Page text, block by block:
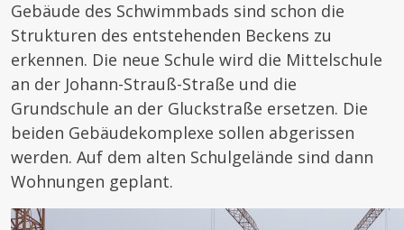
Gebäude des Schwimmbads sind schon die
Strukturen des entstehenden Beckens zu
erkennen. Die neue Schule wird die Mittelschule
an der Johann-Strauß-Straße und die
Grundschule an der Gluckstraße ersetzen. Die
beiden Gebäudekomplexe sollen abgerissen
werden. Auf dem alten Schulgelände sind dann
Wohnungen geplant.